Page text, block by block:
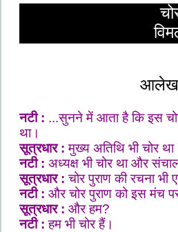
आलेख :
नटी : ...सुनने में आता है कि इस
था।
सूत्रधार : मुख्य अतिथि भी चोर
नटी : अध्यक्ष भी चोर था और
सूत्रधार : चोर पुराण की रचना भी
नटी: और चोर पुराण को इस मंच पर
सूत्रधार: और हम?
नटी : हम भी चोर हैं।